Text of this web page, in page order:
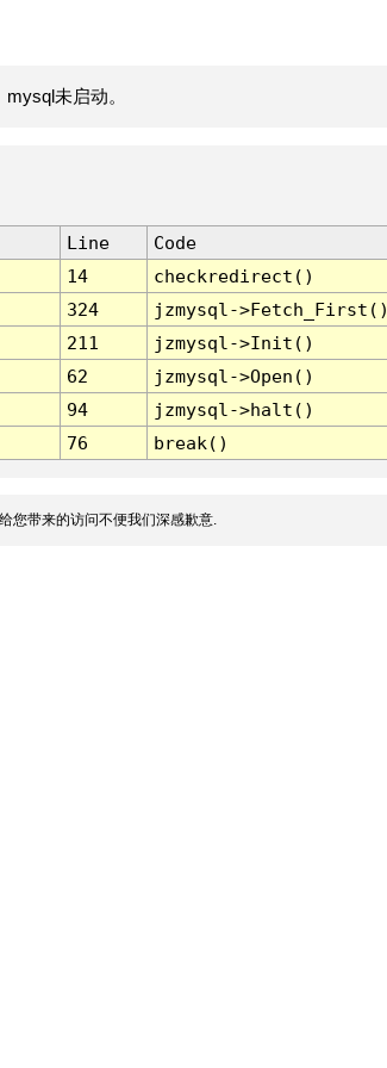
未启动。
Line
Code
14
checkredirect()
324
jzmysql-
211
jzmysql->Init()
62
jzmysql->Open()
94
jzmysql->halt()
76 break()
您带来的访问不便我们深感歉意.